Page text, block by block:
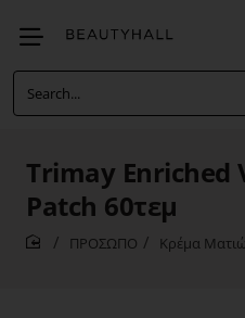
Search...
Trimay Enriched
Patch 60τεμ
ΠΡΟΣΩΠΟ Κρέμα